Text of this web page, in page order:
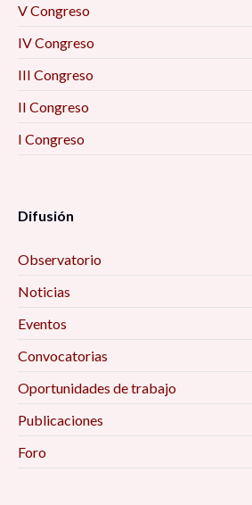
V Congreso
IV Congreso
III Congreso
II Congreso
I Congreso
Difusión
Observatorio
Noticias
Eventos
Convocatorias
Oportunidades de trabajo
Publicaciones
Foro